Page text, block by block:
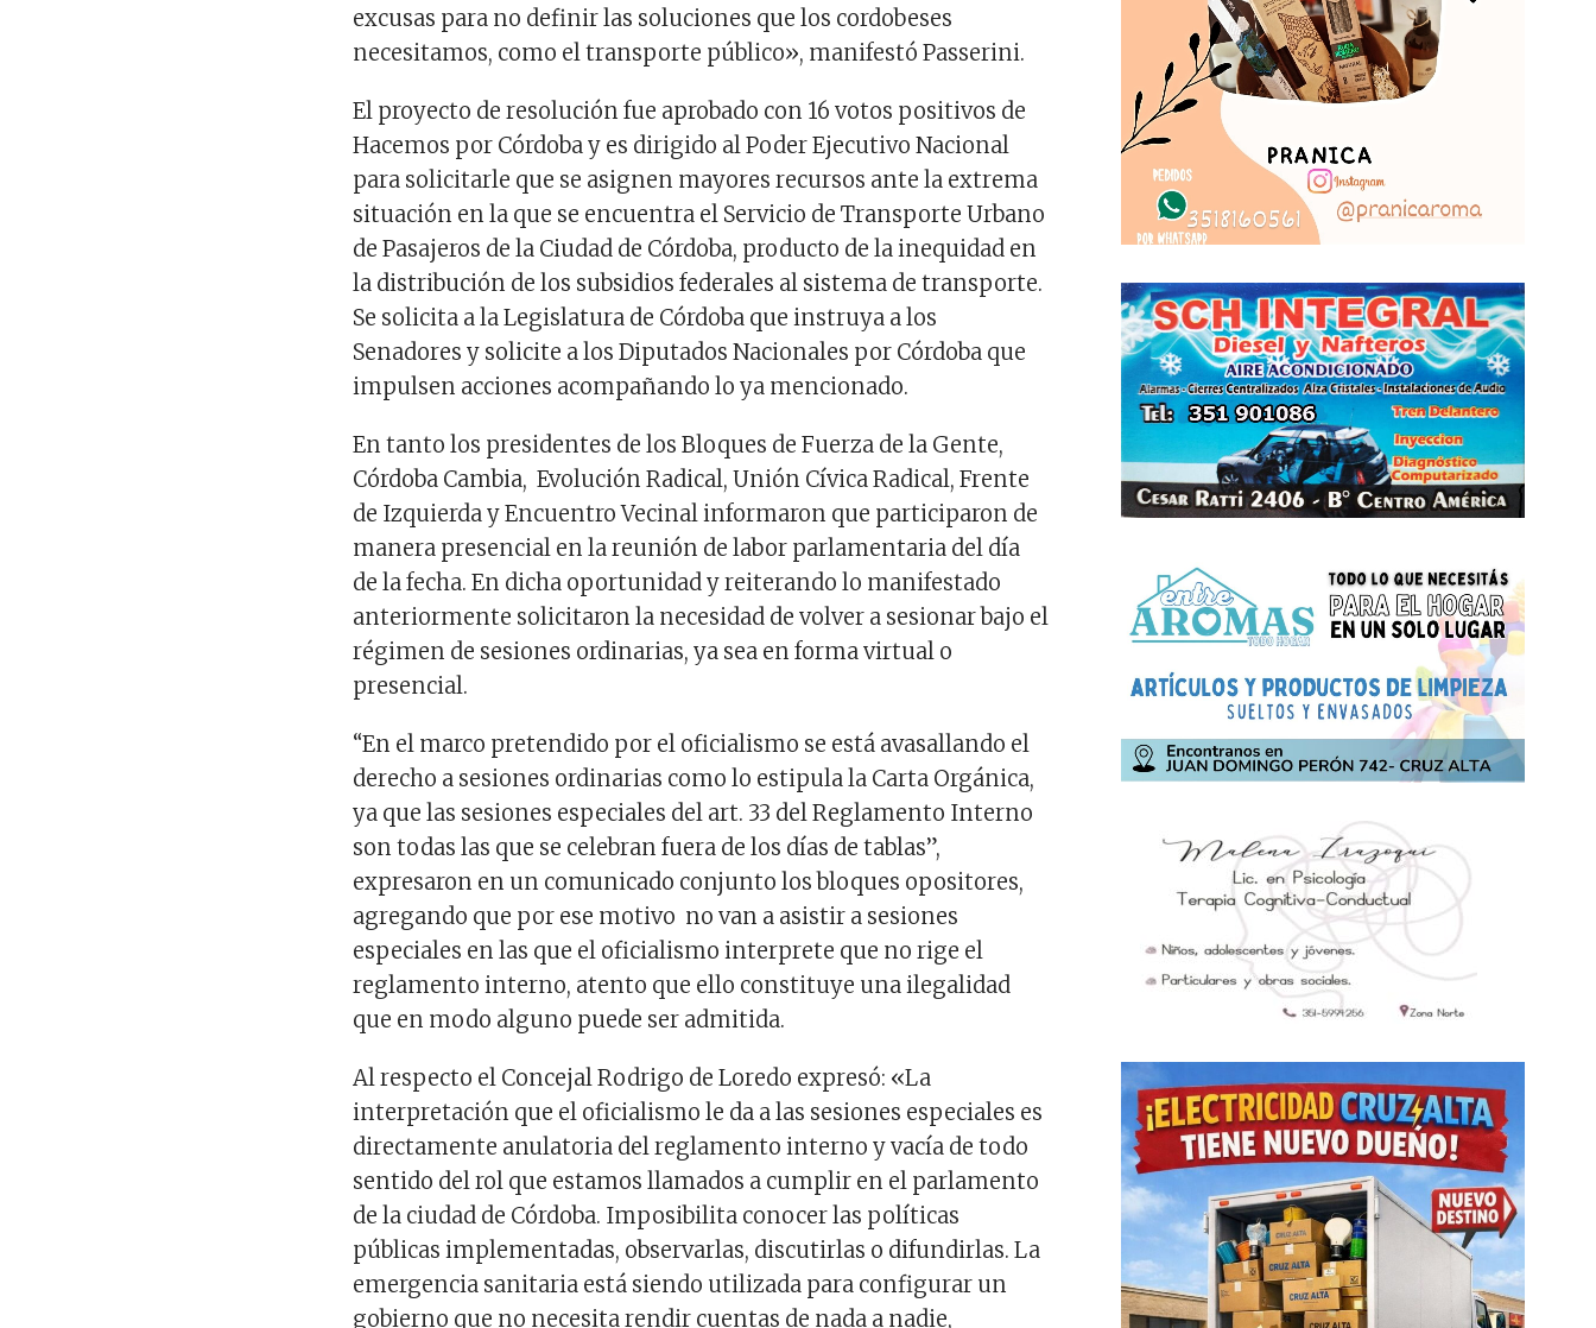
excusas para no definir las soluciones que los cordobeses
necesitamos, como el transporte público», manifestó Passerini.
El proyecto de resolución fue aprobado con 16 votos positivos de
Hacemos por Córdoba y es dirigido al Poder Ejecutivo Nacional
para solicitarle que se asignen mayores recursos ante la extrema
situación en la que se encuentra el Servicio de Transporte Urbano
de Pasajeros de la Ciudad de Córdoba, producto de la inequidad en
la distribución de los subsidios federales al sistema de transporte.
Se solicita a la Legislatura de Córdoba que instruya a los
Senadores y solicite a los Diputados Nacionales por Córdoba que
impulsen acciones acompañando lo ya mencionado.
En tanto los presidentes de los Bloques de Fuerza de la Gente,
Córdoba Cambia, Evolución Radical, Unión Cívica Radical, Frente
de Izquierda y Encuentro Vecinal informaron que participaron de
manera presencial en la reunión de labor parlamentaria del día
de la fecha. En dicha oportunidad y reiterando lo manifestado
anteriormente solicitaron la necesidad de volver a sesionar bajo el
régimen de sesiones ordinarias, ya sea en forma virtual o
presencial.
“En el marco pretendido por el oficialismo se está avasallando el
derecho a sesiones ordinarias como lo estipula la Carta Orgánica,
ya que las sesiones especiales del art. 33 del Reglamento Interno
son todas las que se celebran fuera de los días de tablas”,
expresaron en un comunicado conjunto los bloques opositores,
agregando que por ese motivo no van a asistir a sesiones
especiales en las que el oficialismo interprete que no rige el
reglamento interno, atento que ello constituye una ilegalidad
que en modo alguno puede ser admitida.
Al respecto el Concejal Rodrigo de Loredo expresó: «La
interpretación que el oficialismo le da a las sesiones especiales es
directamente anulatoria del reglamento interno y vacía de todo
sentido del rol que estamos llamados a cumplir en el parlamento
de la ciudad de Córdoba. Imposibilita conocer las políticas
públicas implementadas, observarlas, discutirlas o difundirlas. La
emergencia sanitaria está siendo utilizada para configurar un
gobierno que no necesita rendir cuentas de nada a nadie,